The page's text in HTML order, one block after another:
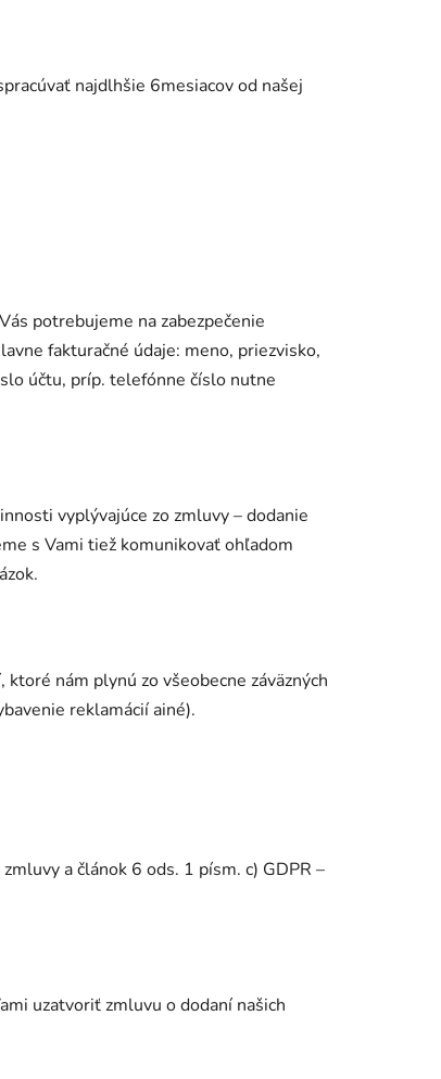
najdlhšie 6mesiacov od našej
potrebujeme na zabezpečenie
fakturačné údaje: meno, priezvisko,
účtu, príp. telefónne číslo nutne
vyplývajúce zo zmluvy – dodanie
s Vami tiež komunikovať ohľadom
nám plynú zo všeobecne záväzných
reklamácií ainé).
a článok 6 ods. 1 písm. c) GDPR –
uzatvoriť zmluvu o dodaní našich